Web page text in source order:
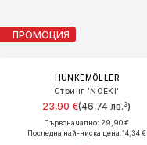
ПРОМОЦИЯ
HUNKEMÖLLER
Стринг 'NOEKI'
23,90 €(46,74 лв.³)
Първоначално: 29,90 €
Последна най-ниска цена:14,34 €